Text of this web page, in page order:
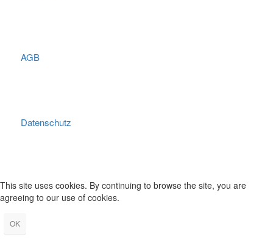
AGB
Datenschutz
This site uses cookies. By continuing to browse the site, you are
agreeing to our use of cookies.
OK